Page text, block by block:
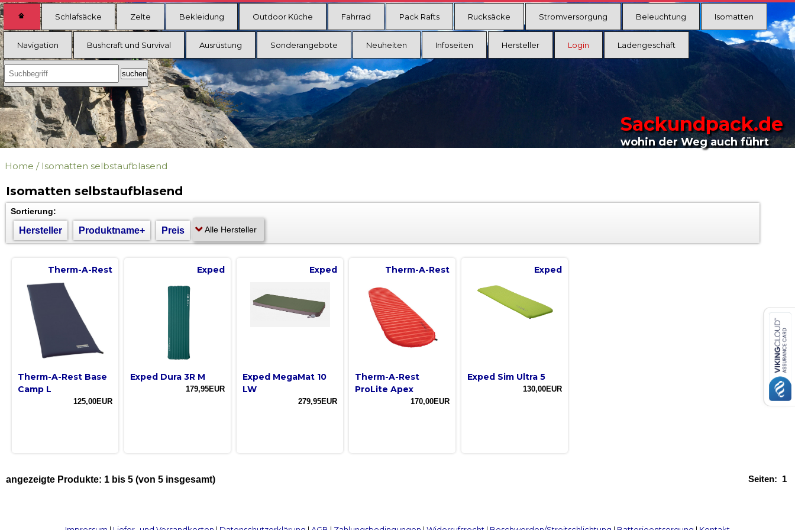
Schlafsäcke Zelte Bekleidung Outdoor Küche Fahrrad Pack Rafts Rucksäcke Stromversorgung Beleuchtung Isomatten
Navigation Bushcraft und Survival Ausrüstung Sonderangebote Neuheiten Infoseiten Hersteller Login Ladengeschäft
Sackundpack.de
wohin der Weg auch führt
Home / Isomatten selbstaufblasend
Isomatten selbstaufblasend
Sortierung:
Hersteller Produktname+ Preis
Therm-A-Rest
Therm-A-Rest Base
Camp L
125,00EUR
Exped
Exped Dura 3R M
179,95EUR
Exped
Exped MegaMat 10
LW
279,95EUR
Therm-A-Rest
Therm-A-Rest
ProLite Apex
170,00EUR
Exped
Exped Sim Ultra 5
130,00EUR
Seiten: 1
angezeigte Produkte: 1 bis 5 (von 5 insgesamt)